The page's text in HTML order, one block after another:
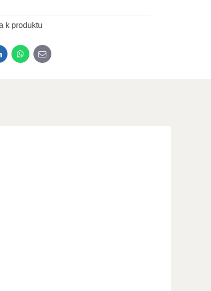
k produktu
WhatsApp
E-mail